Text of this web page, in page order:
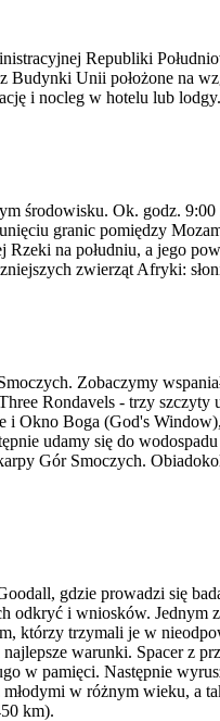
Republiki
Budynki Unii położone na
i nocleg w hotelu lub
środowisku. Ok. godz.
granic pomiędzy
na południu, a jego
zwierząt Afryki:
Zobaczymy
Rondavels - trzy szczyty
Okno Boga (God's
udamy się do
Gór Smoczych.
gdzie prowadzi się
i wniosków. Jednym
którzy trzymali je w
warunki. Spacer z
w pamięci. Następnie
w różnym wieku, a
km).